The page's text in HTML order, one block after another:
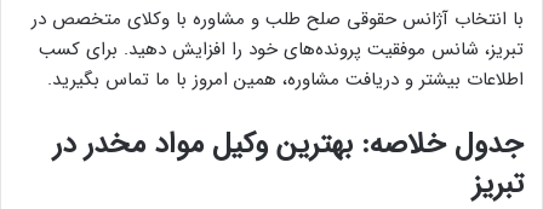
با انتخاب آژانس حقوقی صلح طلب و مشاوره با وکلای متخصص در
تبریز، شانس موفقیت پرونده‌های خود را افزایش دهید. برای کسب
اطلاعات بیشتر و دریافت مشاوره، همین امروز با ما تماس بگیرید.
جدول خلاصه: بهترین وکیل مواد مخدر در
تبریز